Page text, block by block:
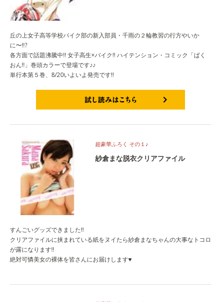
丘の上女子高等学校バイク部の新入部員・千雨の２輪教習の行方やいか
に〜!!?
各方面で話題沸騰中!! 女子高生×バイク!! ハイテンション・コミック「ばく
おん!!」巻頭カラーで登場です♪♪
単行本第５巻、8/20いよいよ発売です!!
超豪華ふろく その１♪
紗倉まな脱衣クリアファイル
すんごいグッズできました!!
クリアファイルに挟まれている紙をヌイたら紗倉まなちゃんの大事なトコロ
が露になります!!
絶対可憐美女の裸体を皆さんにお届けします♥